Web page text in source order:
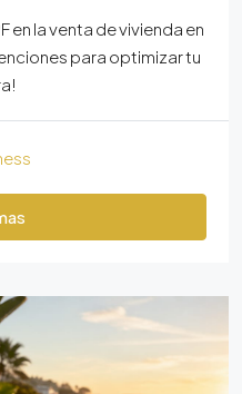
en la venta de vivienda en
para optimizar tu